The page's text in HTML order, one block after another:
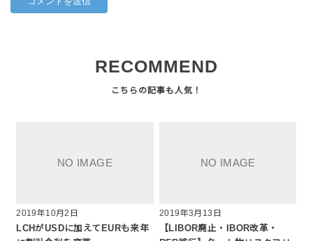
RECOMMEND
2019年10月2日
LCHがUSDに加えてEURも来年
2019年3月13日
【LIBOR廃止・IBOR改革・